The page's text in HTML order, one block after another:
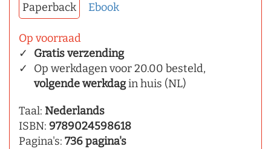
Paperback
Ebook
Op voorraad
Gratis verzending
Op werkdagen voor 20.00 besteld,
volgende werkdagin huis (NL)
Taal: Nederlands
ISBN: 9789024598618
Pagina's: 736 pagina's